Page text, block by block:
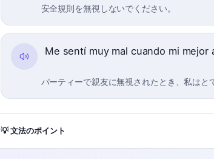
安全規則を無視しないでください。
Me sentí muy mal cuando mi mejor
パーティーで親友に無視されたとき、私はと
💡 文法のポイント